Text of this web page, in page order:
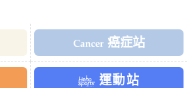
癌症站
運動站